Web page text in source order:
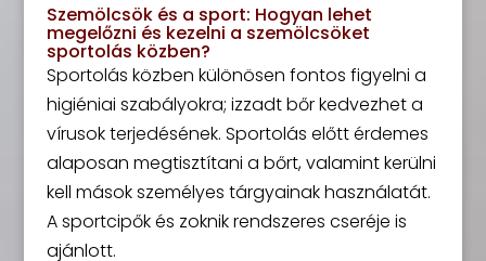
Szemölcsök és a sport: Hogyan lehet
megelőzni és kezelni a szemölcsöket
sportolás közben?
Sportolás közben különösen fontos figyelni a
higiéniai szabályokra; izzadt bőr kedvezhet a
vírusok terjedésének. Sportolás előtt érdemes
alaposan megtisztítani a bőrt, valamint kerülni
kell mások személyes tárgyainak használatát.
A sportcipők és zoknik rendszeres cseréje is
ajánlott.